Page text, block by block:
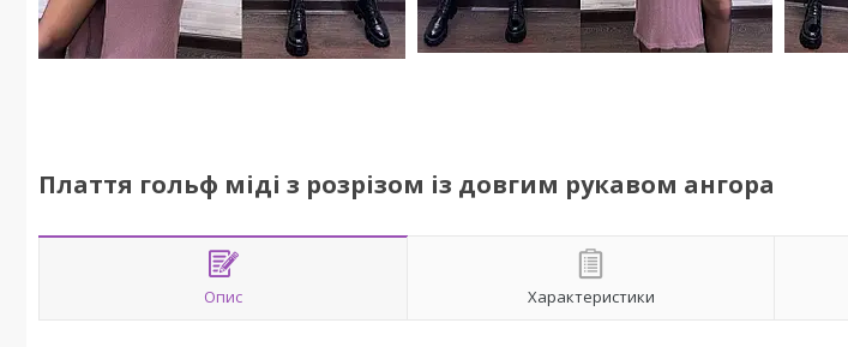
Плаття гольф міді з розрізом із довгим рукавом ангора
Опис Характеристики